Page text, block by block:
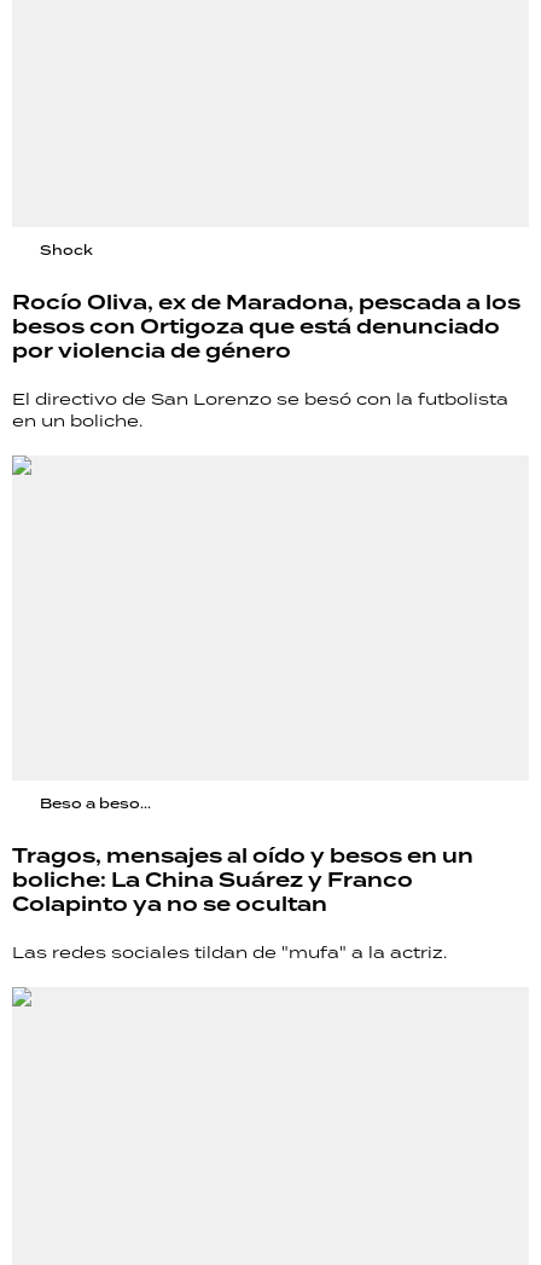
Shock
Rocío Oliva, ex de Maradona, pescada a los
besos con Ortigoza que está denunciado
por violencia de género
El directivo de San Lorenzo se besó con la futbolista
en un boliche.
Beso a beso...
Tragos, mensajes al oído y besos en un
boliche: La China Suárez y Franco
Colapinto ya no se ocultan
Las redes sociales tildan de "mufa" a la actriz.